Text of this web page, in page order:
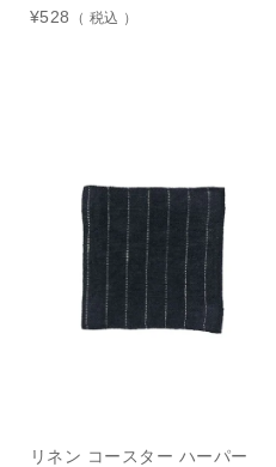
¥528 税込
リネン コースター ハーパー